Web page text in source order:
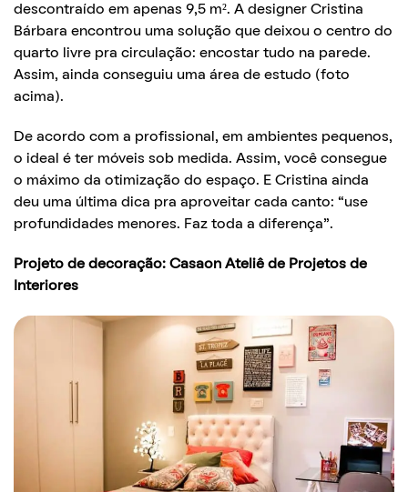
descontraído em apenas 9,5 m². A designer Cristina
Bárbara encontrou uma solução que deixou o centro do
quarto livre pra circulação: encostar tudo na parede.
Assim, ainda conseguiu uma área de estudo (foto
acima).
De acordo com a profissional, em ambientes pequenos,
o ideal é ter móveis sob medida. Assim, você consegue
o máximo da otimização do espaço. E Cristina ainda
deu uma última dica pra aproveitar cada canto: “use
profundidades menores. Faz toda a diferença”.
Projeto de decoração: Casaon Ateliê de Projetos de
Interiores